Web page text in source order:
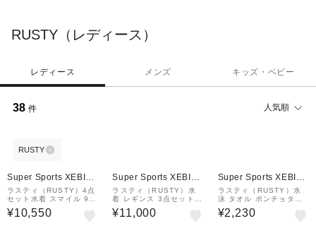
RUSTY（レディース）
レディース メンズ キッズ・ベビー
38 件 人気順
RUSTY
Super Sports XEBIO
&mall店
ラスティ（RUSTY）4点
セット水着 スマイル 92
3810BLK
¥10,550
Super Sports XEBIO
&mall店
ラスティ（RUSTY）水
着 レギンス 3点セット 9
26800WT
¥11,000
Super Sports XEBIO
&mall店
ラスティ（RUSTY）水
泳 タオル ポンチョタオ
ル 964955YEL
¥2,230